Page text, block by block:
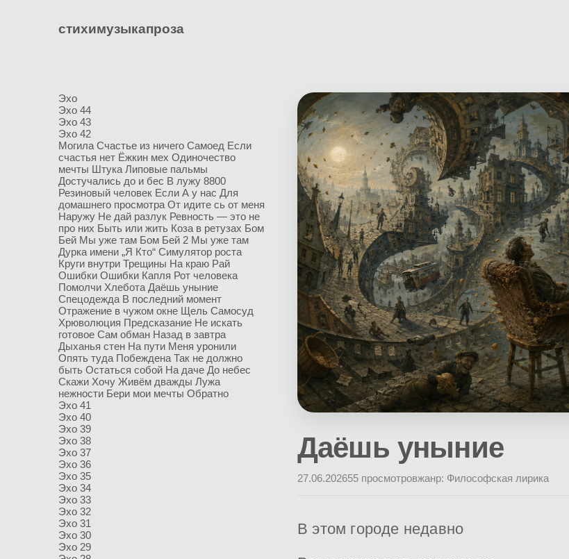
стихимузыкапроза
Эхо
Эхо 44
Эхо 43
Эхо 42
Могила Счастье из ничего Самоед Если
счастья нет Ёжкин мех Одиночество
мечты Штука Липовые пальмы
Достучались до и бес В лужу 8800
Резиновый человек Если А у нас Для
домашнего просмотра От идите сь от меня
Наружу Не дай разлук Ревность — это не
про них Быть или жить Коза в ретузах Бом
Бей Мы уже там Бом Бей 2 Мы уже там
Дурка имени „Я Кто“ Симулятор роста
Круги внутри Трещины На краю Рай
Ошибки Ошибки Капля Рот человека
Помолчи Хлебота Даёшь уныние
Спецодежда В последний момент
Отражение в чужом окне Щель Самосуд
Хрюволюция Предсказание Не искать
готовое Сам обман Назад в завтра
Дыханья стен На пути Меня уронили
Опять туда Побеждена Так не должно
быть Остаться собой На даче До небес
Скажи Хочу Живём дважды Лужа
нежности Бери мои мечты Обратно
Эхо 41
Эхо 40
Эхо 39
Эхо 38
Эхо 37
Эхо 36
Эхо 35
Эхо 34
Эхо 33
Эхо 32
Эхо 31
Эхо 30
Эхо 29
Даёшь уныние
27.06.202655 просмотровжанр: Философская лирика
В этом городе недавно